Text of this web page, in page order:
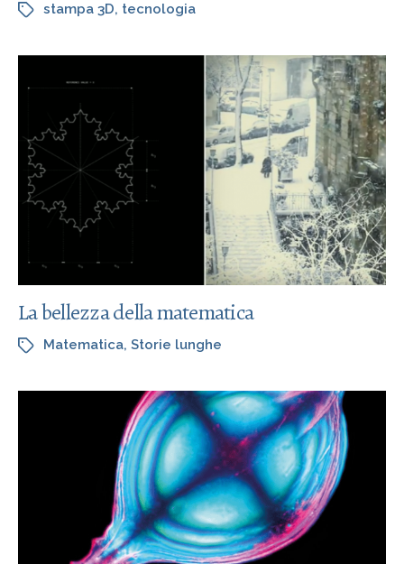
stampa 3D, tecnologia
La bellezza della matematica
Matematica, Storie lunghe